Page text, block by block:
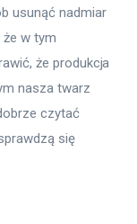
usunąć nadmiar
że w tym
że produkcja
nasza twarz
czytać
się